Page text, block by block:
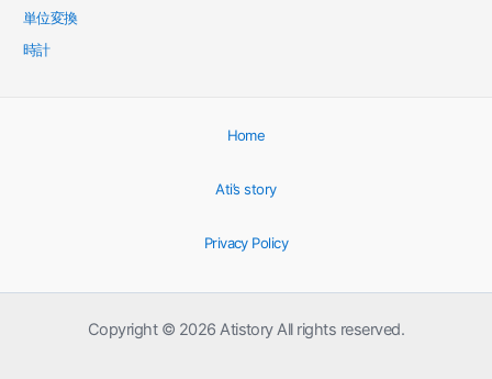
単位変換
時計
Home
Ati’s story
Privacy Policy
Copyright © 2026 Atistory All rights reserved.